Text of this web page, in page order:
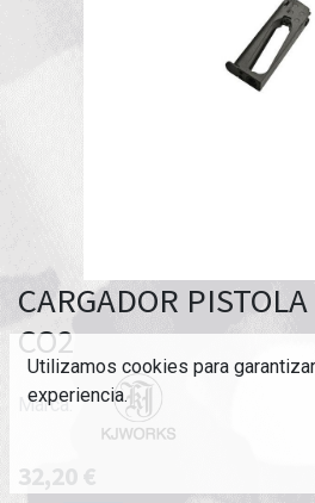
CARGADOR
CO2
Marca:
32,20€
Utilizamos cookies para
experiencia.